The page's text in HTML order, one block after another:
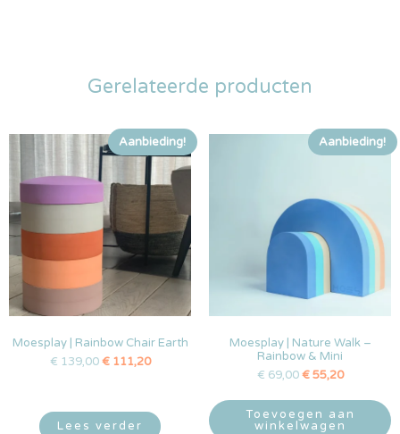
Gerelateerde producten
Aanbieding!
Moesplay | Rainbow Chair Earth
€ 139,00 €111,20
Lees verder
Aanbieding!
Moesplay | Nature Walk –
Rainbow & Mini
€ 69,00 €55,20
Toevoegen aan
winkelwagen